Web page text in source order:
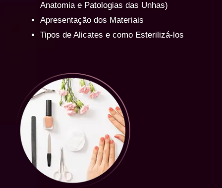
Anatomia e Patologias das Unhas)
Apresentação dos Materiais
Tipos de Alicates e como Esterilizá-los